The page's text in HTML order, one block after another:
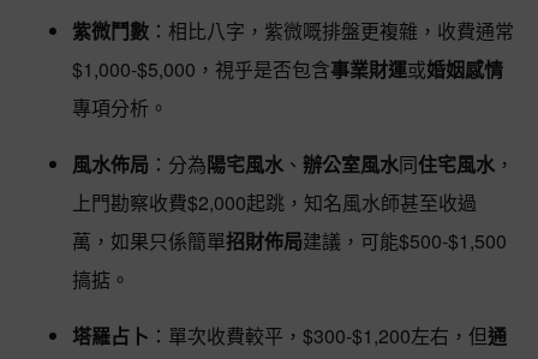
紫微鬥數 ：相比八字，紫微嘅排盤更複雜，收費通常
$1,000-$5,000，視乎是否包含事業財運或婚姻感情
專項分析。
風水佈局 ：分為陽宅風水 、 辦公室風水同住宅風水 ，
上門勘察收費$2,000起跳，知名風水師甚至收過
萬，如果只係簡單招財佈局建議，可能$500-$1,500
搞掂。
塔羅占卜 ：單次收費較平，$300-$1,200左右，但通